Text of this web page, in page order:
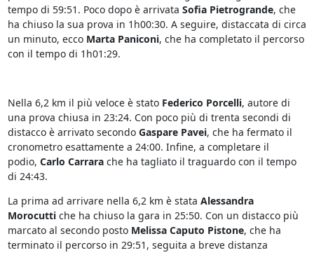
tempo di 59:51. Poco dopo è arrivata Sofia Pietrogrande, che
ha chiuso la sua prova in 1h00:30. A seguire, distaccata di circa
un minuto, ecco Marta Paniconi, che ha completato il percorso
con il tempo di 1h01:29.
Nella 6,2 km il più veloce è stato Federico Porcelli, autore di
una prova chiusa in 23:24. Con poco più di trenta secondi di
distacco è arrivato secondo Gaspare Pavei, che ha fermato il
cronometro esattamente a 24:00. Infine, a completare il
podio, Carlo Carrarache ha tagliato il traguardo con il tempo
di 24:43.
La prima ad arrivare nella 6,2 km è stata Alessandra
Morocutti che ha chiuso la gara in 25:50. Con un distacco più
marcato al secondo posto Melissa Caputo Pistone, che ha
terminato il percorso in 29:51, seguita a breve distanza